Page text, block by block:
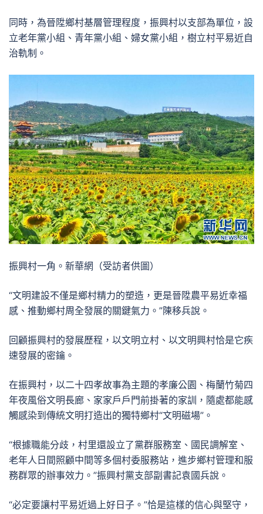
同時，為晉陞鄉村基層管理程度，振興村以支部為單位，設
立老年黨小組、青年黨小組、婦女黨小組，樹立村平易近自
治軌制。
振興村一角。新華網（受訪者供圖）
“文明建設不僅是鄉村精力的塑造，更是晉陞農平易近幸福
感、推動鄉村周全發展的關鍵氣力。”陳移兵說。
回顧振興村的發展歷程，以文明立村、以文明興村恰是它疾
速發展的密鑰。
在振興村，以二十四孝故事為主題的孝廉公園、梅蘭竹菊四
年夜風俗文明長廊、家家戶戶門前掛著的家訓，隨處都能感
觸感染到傳統文明打造出的獨特鄉村“文明磁場”。
“根據職能分歧，村里還設立了黨群服務室、國民調解室、
老年人日間照顧中間等多個村委服務站，進步鄉村管理和服
務群眾的辦事效力。”振興村黨支部副書記袁國兵說。
“必定要讓村平易近過上好日子。”恰是這樣的信心與堅守，